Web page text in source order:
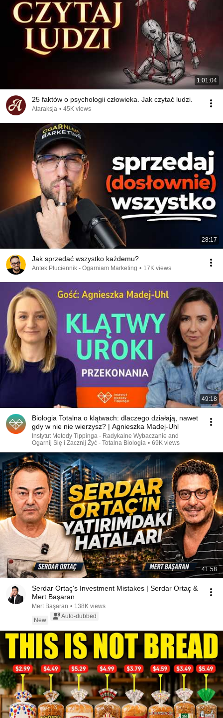
1:01:04
25 faktów o psychologii człowieka. Jak czytać ludzi.
Ataraksja • 45K views
28:17
Jak sprzedać wszystko każdemu?
Antek Płuciennik - Ogarniam Marketing • 17K views
49:18
Biologia Totalna o klątwach: dlaczego działają, nawet
gdy w nie nie wierzysz? | Agnieszka Madej-Uhl
Instytut Metody Tippinga - Radykalne Wybaczanie and
Ogarnij Się i Zacznij Żyć - Totalna Biologia • 69K views
41:58
Serdar Ortaç's Investment Mistakes | Serdar Ortaç &
Mert Başaran
Mert Başaran • 138K views
New
Auto-dubbed